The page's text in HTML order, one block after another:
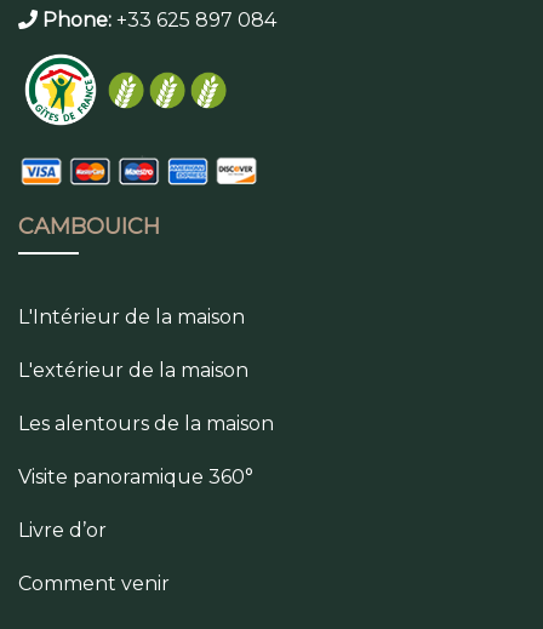
Phone: +33 625 897 084
CAMBOUICH
L'Intérieur de la maison
L'extérieur de la maison
Les alentours de la maison
Visite panoramique 360°
Livre d’or
Comment venir